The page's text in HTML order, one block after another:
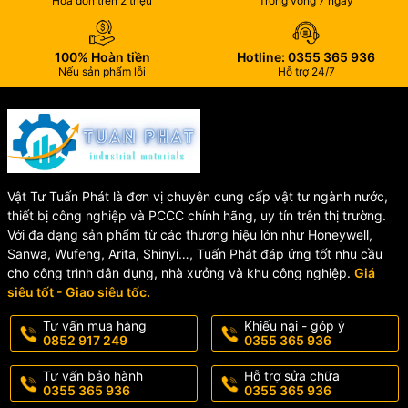
🔧 Kết nối rắc co
Thiết kế 2 đầu rắc co hỗ trợ tháo lắp dễ dàng, thuận tiện cho việc
kiểm tra và bảo trì hệ thống.
Ưu điểm nổi bật của Van Bi
PVDF SH40
✅ Chống ăn mòn hóa chất cực tốt
✅ Chịu nhiệt độ cao lên đến 120°C
✅ Đóng mở nhanh, vận hành nhẹ nhàng
✅ Thiết kế 2 rắc co dễ bảo trì
✅ Độ kín cao, hạn chế rò rỉ lưu chất
Ứng dụng Van Bi 2 Rắc Co
100% Hoàn tiền
Nếu sản phẩm lỗi
Hotline: 0355 365 936
Hỗ trợ 24/7
Vật Tư Tuấn Phát là đơn vị chuyên cung cấp vật tư ngành nước,
thiết bị công nghiệp và PCCC chính hãng, uy tín trên thị trường.
Với đa dạng sản phẩm từ các thương hiệu lớn như Honeywell,
Sanwa, Wufeng, Arita, Shinyi…, Tuấn Phát đáp ứng tốt nhu cầu
cho công trình dân dụng, nhà xưởng và khu công nghiệp. Giá
siêu tốt - Giao siêu tốc.
Tư vấn mua hàng
0852 917 249
Khiếu nại - góp ý
0355 365 936
Tư vấn bảo hành
0355 365 936
Hỗ trợ sửa chữa
0355 365 936